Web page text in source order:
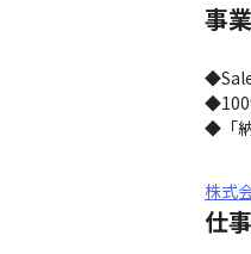
事
◆「
株式
仕